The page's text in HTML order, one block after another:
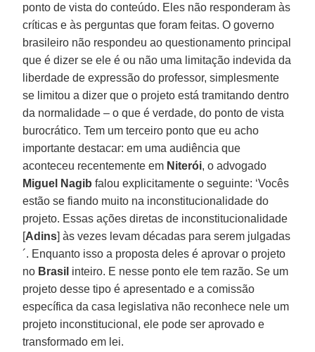
ponto de vista do conteúdo. Eles não responderam às
críticas e às perguntas que foram feitas. O governo
brasileiro não respondeu ao questionamento principal
que é dizer se ele é ou não uma limitação indevida da
liberdade de expressão do professor, simplesmente
se limitou a dizer que o projeto está tramitando dentro
da normalidade – o que é verdade, do ponto de vista
burocrático. Tem um terceiro ponto que eu acho
importante destacar: em uma audiência que
aconteceu recentemente em Niterói, o advogado
Miguel Nagib falou explicitamente o seguinte: ‘Vocês
estão se fiando muito na inconstitucionalidade do
projeto. Essas ações diretas de inconstitucionalidade
[Adins] às vezes levam décadas para serem julgadas
´. Enquanto isso a proposta deles é aprovar o projeto
no Brasil inteiro. E nesse ponto ele tem razão. Se um
projeto desse tipo é apresentado e a comissão
específica da casa legislativa não reconhece nele um
projeto inconstitucional, ele pode ser aprovado e
transformado em lei.